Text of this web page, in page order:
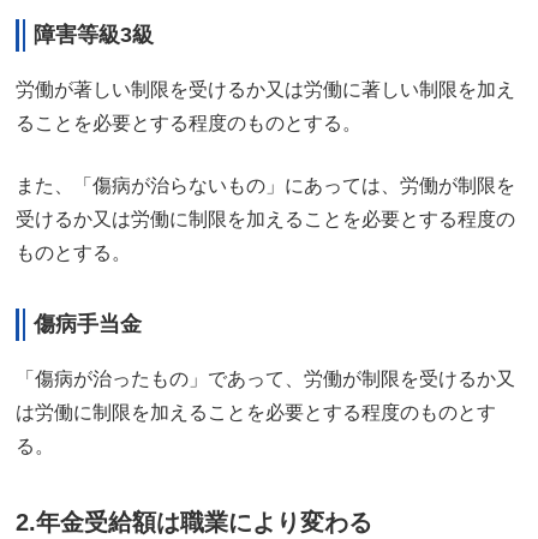
障害等級3級
労働が著しい制限を受けるか又は労働に著しい制限を加え
ることを必要とする程度のものとする。
また、「傷病が治らないもの」にあっては、労働が制限を
受けるか又は労働に制限を加えることを必要とする程度の
ものとする。
傷病手当金
「傷病が治ったもの」であって、労働が制限を受けるか又
は労働に制限を加えることを必要とする程度のものとす
る。
2.年金受給額は職業により変わる